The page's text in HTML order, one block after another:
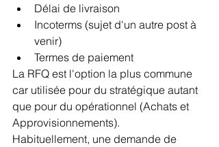
Délai de livraison
Incoterms (sujet d'un autre post à
venir)
Termes de paiement
La RFQ est l'option la plus commune
car utilisée pour du stratégique autant
que pour du opérationnel (Achats et
Approvisionnements).
Habituellement, une demande de